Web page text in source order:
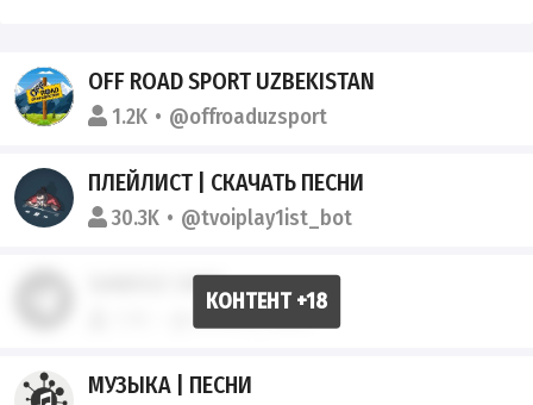
OFF ROAD SPORT UZBEKISTAN
1.2K @offroaduzsport
ПЛЕЙЛИСТ | СКАЧАТЬ ПЕСНИ
30.3K @tvoiplay1ist_bot
SANDOZ СHAT
@sandoz_chat
МУЗЫКА | ПЕСНИ